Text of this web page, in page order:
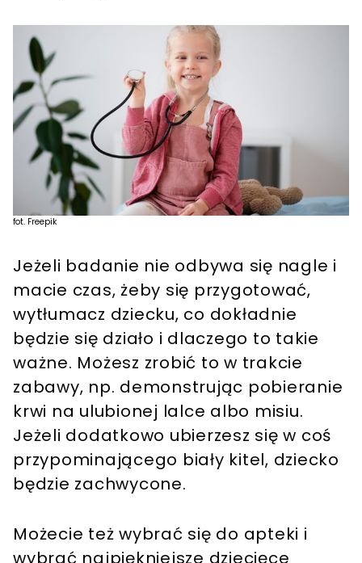
fot. Freepik
Jeżeli badanie nie odbywa się nagle i
macie czas, żeby się przygotować,
wytłumacz dziecku, co dokładnie
będzie się działo i dlaczego to takie
ważne. Możesz zrobić to w trakcie
zabawy, np. demonstrując pobieranie
krwi na ulubionej lalce albo misiu.
Jeżeli dodatkowo ubierzesz się w coś
przypominającego biały kitel, dziecko
będzie zachwycone.
Możecie też wybrać się do apteki i
wybrać najpiękniejsze dziecięce